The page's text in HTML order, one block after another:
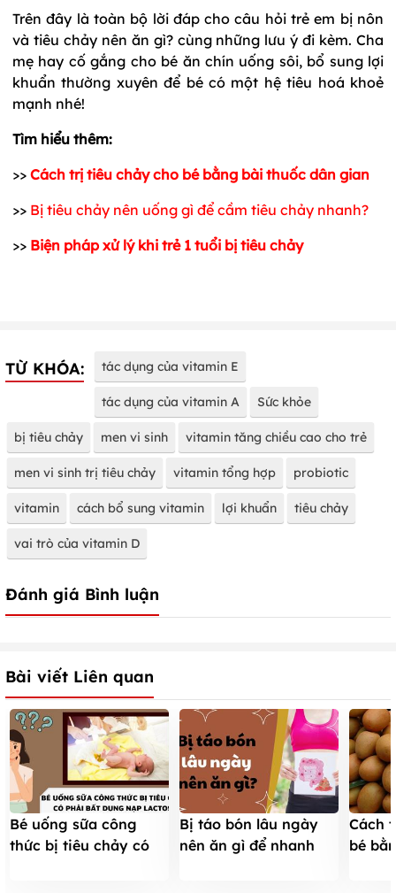
Trên đây là toàn bộ lời đáp cho câu hỏi trẻ em bị nôn
và tiêu chảy nên ăn gì? cùng những lưu ý đi kèm. Cha
mẹ hay cố gắng cho bé ăn chín uống sôi, bổ sung lợi
khuẩn thường xuyên để bé có một hệ tiêu hoá khoẻ
mạnh nhé!
Tìm hiểu thêm:
>> Cách trị tiêu chảy cho bé bằng bài thuốc dân gian
>> Bị tiêu chảy nên uống gì để cầm tiêu chảy nhanh?
>> Biện pháp xử lý khi trẻ 1 tuổi bị tiêu chảy
TỪ KHÓA: tác dụng của vitamin E
tác dụng của vitamin A Sức khỏe
bị tiêu chảy men vi sinh vitamin tăng chiều cao cho trẻ
men vi sinh trị tiêu chảy vitamin tổng hợp probiotic
vitamin cách bổ sung vitamin lợi khuẩn tiêu chảy
vai trò của vitamin D
Đánh giá Bình luận
Bài viết Liên quan
Bé uống sữa công
thức bị tiêu chảy có
Bị táo bón lâu ngày
nên ăn gì để nhanh
Cách
bé